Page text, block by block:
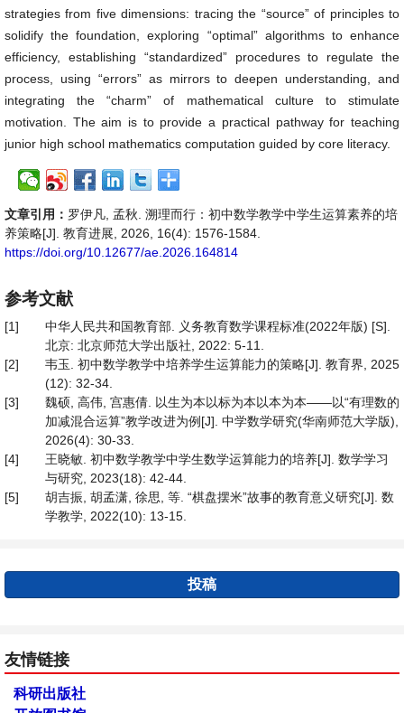
strategies from five dimensions: tracing the “source” of principles to
solidify the foundation, exploring “optimal” algorithms to enhance
efficiency, establishing “standardized” procedures to regulate the
process, using “errors” as mirrors to deepen understanding, and
integrating the “charm” of mathematical culture to stimulate
motivation. The aim is to provide a practical pathway for teaching
junior high school mathematics computation guided by core literacy.
文章引用： 罗伊凡, 孟秋. 溯理而行：初中数学教学中学生运算素养的培
养策略[J]. 教育进展, 2026, 16(4): 1576-1584.
https://doi.org/10.12677/ae.2026.164814
参考文献
[1]
中华人民共和国教育部. 义务教育数学课程标准(2022年版) [S].
北京: 北京师范大学出版社, 2022: 5-11.
[2]
韦玉. 初中数学教学中培养学生运算能力的策略[J]. 教育界, 2025
(12): 32-34.
[3]
魏硕, 高伟, 宫惠倩. 以生为本以标为本以本为本——以“有理数的
加减混合运算”教学改进为例[J]. 中学数学研究(华南师范大学版),
2026(4): 30-33.
[4]
王晓敏. 初中数学教学中学生数学运算能力的培养[J]. 数学学习
与研究, 2023(18): 42-44.
[5]
胡吉振, 胡孟潇, 徐思, 等. “棋盘摆米”故事的教育意义研究[J]. 数
学教学, 2022(10): 13-15.
投稿
友情链接
科研出版社